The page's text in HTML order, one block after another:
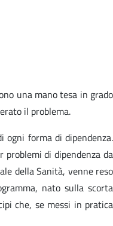
una mano tesa in grado
il problema.
ogni forma di dipendenza.
di dipendenza da
della Sanità, venne reso
nato sulla scorta
che, se messi in pratica